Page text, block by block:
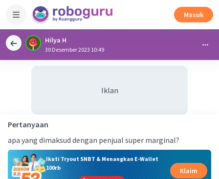
Masuk
Hilya H
30 Desember 2023 10:49
Iklan
Pertanyaan
apa yang dimaksud dengan penjual super marginal?
Ikuti Tryout SNBT & Menangkan E-Wallet
100rb
Klaim